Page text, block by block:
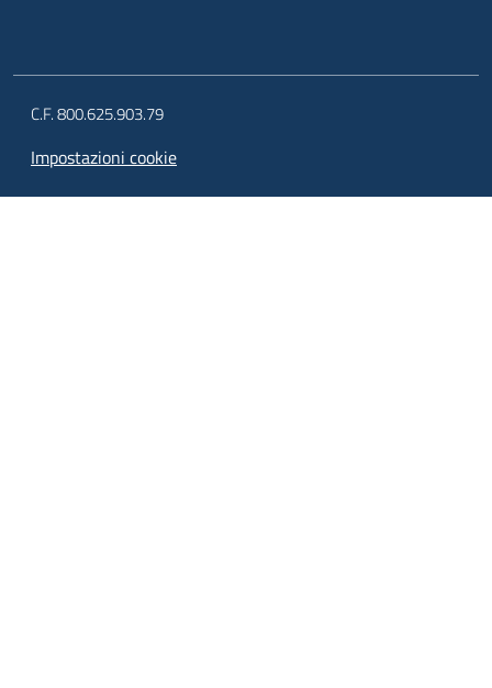
C.F. 800.625.903.79
Impostazioni cookie